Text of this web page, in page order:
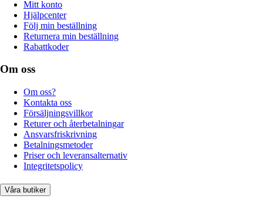
Mitt konto
Hjälpcenter
Följ min beställning
Returnera min beställning
Rabattkoder
Om oss
Om oss?
Kontakta oss
Försäljningsvillkor
Returer och återbetalningar
Ansvarsfriskrivning
Betalningsmetoder
Priser och leveransalternativ
Integritetspolicy
Våra butiker